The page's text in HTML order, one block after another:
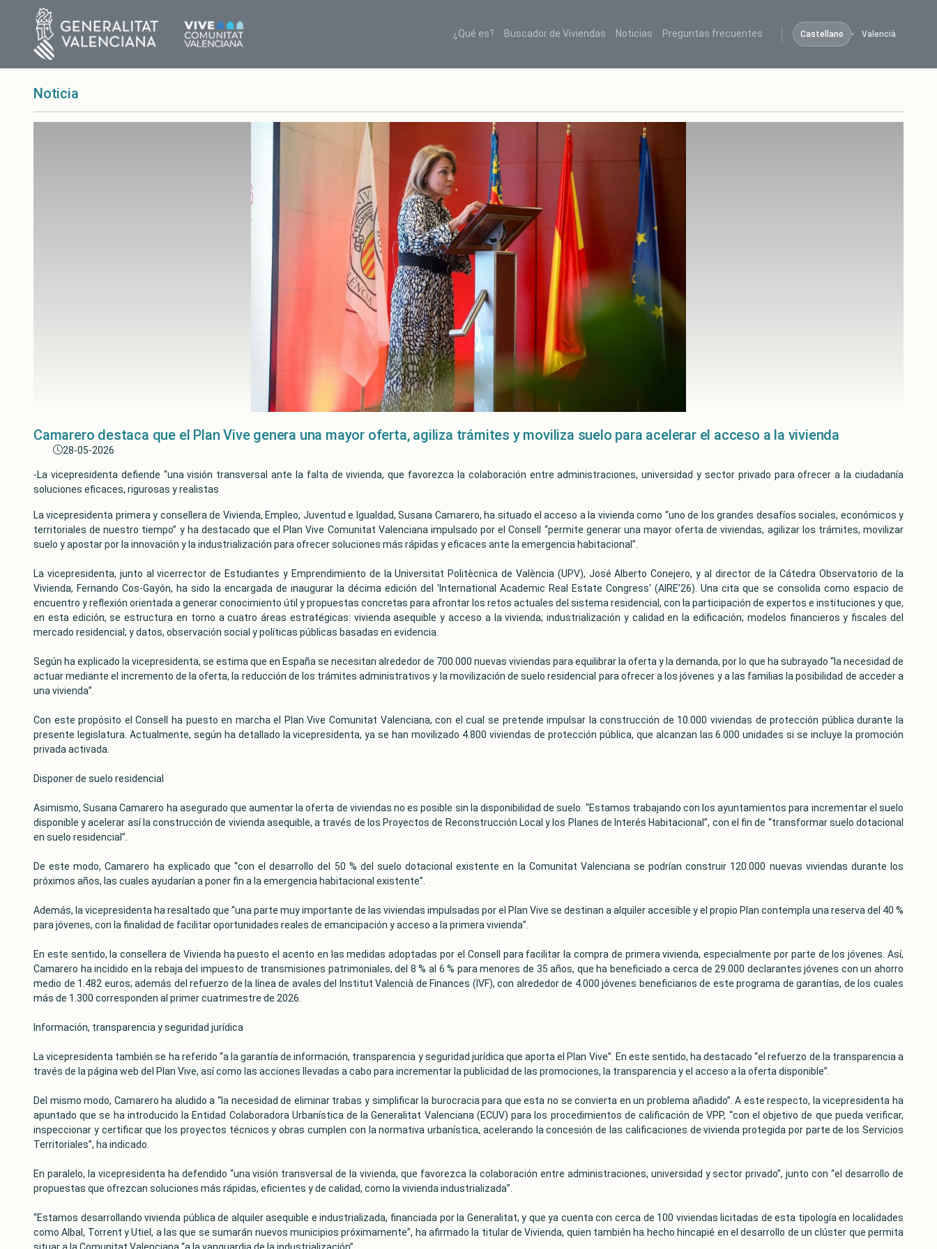
¿Qué es? Buscador de Viviendas Noticias Preguntas frecuentes Castellano Valencià
Noticia
Camarero destaca que el Plan Vive genera una mayor oferta, agiliza trámites y moviliza suelo para acelerar el acceso a la vivienda
28-05-2026
-La vicepresidenta defiende “una visión transversal ante la falta de vivienda, que favorezca la colaboración entre administraciones, universidad y sector privado para ofrecer a la ciudadanía
soluciones eficaces, rigurosas y realistas
La vicepresidenta primera y consellera de Vivienda, Empleo, Juventud e Igualdad, Susana Camarero, ha situado el acceso a la vivienda como “uno de los grandes desafíos sociales, económicos y
territoriales de nuestro tiempo” y ha destacado que el Plan Vive Comunitat Valenciana impulsado por el Consell “permite generar una mayor oferta de viviendas, agilizar los trámites, movilizar
suelo y apostar por la innovación y la industrialización para ofrecer soluciones más rápidas y eficaces ante la emergencia habitacional”.
La vicepresidenta, junto al vicerrector de Estudiantes y Emprendimiento de la Universitat Politècnica de València (UPV), José Alberto Conejero, y al director de la Cátedra Observatorio de la
Vivienda, Fernando Cos-Gayón, ha sido la encargada de inaugurar la décima edición del 'International Academic Real Estate Congress' (AIRE’26). Una cita que se consolida como espacio de
encuentro y reflexión orientada a generar conocimiento útil y propuestas concretas para afrontar los retos actuales del sistema residencial, con la participación de expertos e instituciones y que,
en esta edición, se estructura en torno a cuatro áreas estratégicas: vivienda asequible y acceso a la vivienda; industrialización y calidad en la edificación; modelos financieros y fiscales del
mercado residencial; y datos, observación social y políticas públicas basadas en evidencia.
Según ha explicado la vicepresidenta, se estima que en España se necesitan alrededor de 700.000 nuevas viviendas para equilibrar la oferta y la demanda, por lo que ha subrayado “la necesidad de
actuar mediante el incremento de la oferta, la reducción de los trámites administrativos y la movilización de suelo residencial para ofrecer a los jóvenes y a las familias la posibilidad de acceder a
una vivienda”.
Con este propósito el Consell ha puesto en marcha el Plan Vive Comunitat Valenciana, con el cual se pretende impulsar la construcción de 10.000 viviendas de protección pública durante la
presente legislatura. Actualmente, según ha detallado la vicepresidenta, ya se han movilizado 4.800 viviendas de protección pública, que alcanzan las 6.000 unidades si se incluye la promoción
privada activada.
Disponer de suelo residencial
Asimismo, Susana Camarero ha asegurado que aumentar la oferta de viviendas no es posible sin la disponibilidad de suelo. “Estamos trabajando con los ayuntamientos para incrementar el suelo
disponible y acelerar así la construcción de vivienda asequible, a través de los Proyectos de Reconstrucción Local y los Planes de Interés Habitacional”, con el fin de “transformar suelo dotacional
en suelo residencial”.
De este modo, Camarero ha explicado que “con el desarrollo del 50 % del suelo dotacional existente en la Comunitat Valenciana se podrían construir 120.000 nuevas viviendas durante los
próximos años, las cuales ayudarían a poner fin a la emergencia habitacional existente”.
Además, la vicepresidenta ha resaltado que “una parte muy importante de las viviendas impulsadas por el Plan Vive se destinan a alquiler accesible y el propio Plan contempla una reserva del 40 %
para jóvenes, con la finalidad de facilitar oportunidades reales de emancipación y acceso a la primera vivienda”.
En este sentido, la consellera de Vivienda ha puesto el acento en las medidas adoptadas por el Consell para facilitar la compra de primera vivienda, especialmente por parte de los jóvenes. Así,
Camarero ha incidido en la rebaja del impuesto de transmisiones patrimoniales, del 8 % al 6 % para menores de 35 años, que ha beneficiado a cerca de 29.000 declarantes jóvenes con un ahorro
medio de 1.482 euros; además del refuerzo de la línea de avales del Institut Valencià de Finances (IVF), con alrededor de 4.000 jóvenes beneficiarios de este programa de garantías, de los cuales
más de 1.300 corresponden al primer cuatrimestre de 2026.
Información, transparencia y seguridad jurídica
La vicepresidenta también se ha referido “a la garantía de información, transparencia y seguridad jurídica que aporta el Plan Vive”. En este sentido, ha destacado “el refuerzo de la transparencia a
través de la página web del Plan Vive, así como las acciones llevadas a cabo para incrementar la publicidad de las promociones, la transparencia y el acceso a la oferta disponible”.
Del mismo modo, Camarero ha aludido a “la necesidad de eliminar trabas y simplificar la burocracia para que esta no se convierta en un problema añadido”. A este respecto, la vicepresidenta ha
apuntado que se ha introducido la Entidad Colaboradora Urbanística de la Generalitat Valenciana (ECUV) para los procedimientos de calificación de VPP, “con el objetivo de que pueda verificar,
inspeccionar y certificar que los proyectos técnicos y obras cumplen con la normativa urbanística, acelerando la concesión de las calificaciones de vivienda protegida por parte de los Servicios
Territoriales”, ha indicado.
En paralelo, la vicepresidenta ha defendido “una visión transversal de la vivienda, que favorezca la colaboración entre administraciones, universidad y sector privado”, junto con “el desarrollo de
propuestas que ofrezcan soluciones más rápidas, eficientes y de calidad, como la vivienda industrializada”.
“Estamos desarrollando vivienda pública de alquiler asequible e industrializada, financiada por la Generalitat, y que ya cuenta con cerca de 100 viviendas licitadas de esta tipología en localidades
como Albal, Torrent y Utiel, a las que se sumarán nuevos municipios próximamente”, ha afirmado la titular de Vivienda, quien también ha hecho hincapié en el desarrollo de un clúster que permita
situar a la Comunitat Valenciana “a la vanguardia de la industrialización”.